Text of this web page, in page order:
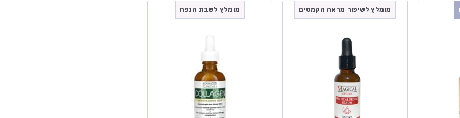
מומלץ לשיפור מראה הקמטים מומלץ לשבת הנפח